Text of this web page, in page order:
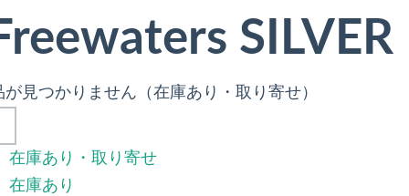
SILVER
が見つかりません（在庫あり・取り寄せ）
在庫あり・取り寄せ
在庫あり